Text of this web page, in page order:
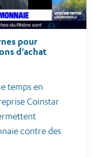
pour
d'achat
temps en
Coinstar
contre des